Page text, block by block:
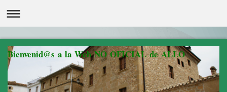
Bienvenid@s a la Web NO OFICIAL de ALLO